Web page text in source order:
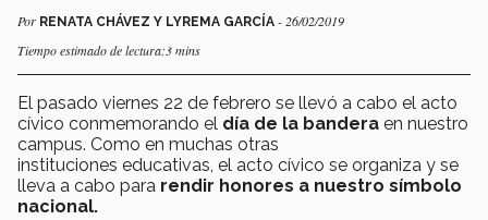
Por RENATA CHÁVEZ Y LYREMA GARCÍA - 26/02/2019
Tiempo estimado de lectura:3 mins
El pasado viernes 22 de febrero se llevó a cabo el acto
cívico conmemorando el día de la bandera en nuestro
campus. Como en muchas otras
instituciones educativas, el acto cívico se organiza y se
lleva a cabo para rendir honores a nuestro símbolo
nacional.